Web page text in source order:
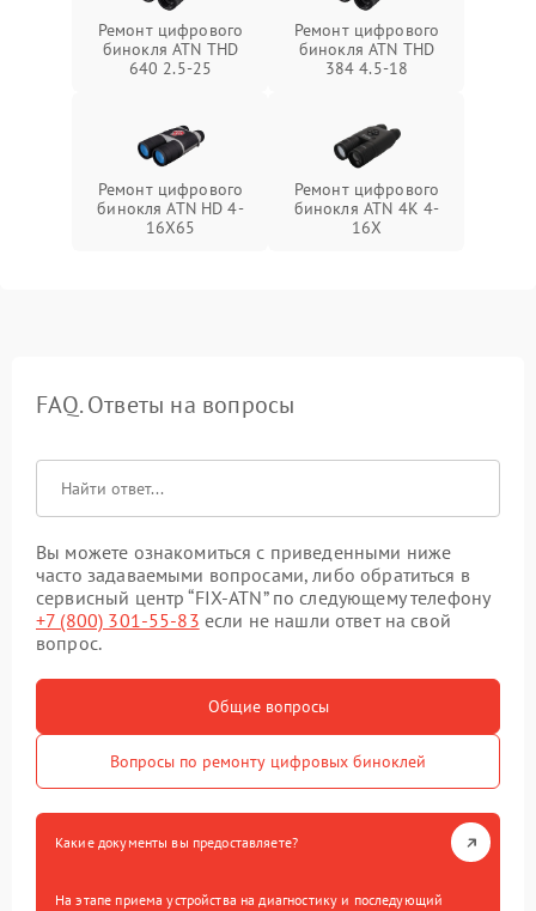
Ремонт цифрового
бинокля ATN THD
640 2.5-25
Ремонт цифрового
бинокля ATN THD
384 4.5-18
Ремонт цифрового
бинокля ATN HD 4-
16X65
Ремонт цифрового
бинокля ATN 4K 4-
16X
FAQ. Ответы на вопросы
Вы можете ознакомиться с приведенными ниже
часто задаваемыми вопросами, либо обратиться в
сервисный центр “FIX-ATN” по следующему телефону
+7 (800) 301-55-83 если не нашли ответ на свой
вопрос.
Общие вопросы
Вопросы по ремонту цифровых биноклей
Какие документы вы предоставляете?
На этапе приема устройства на диагностику и последующий